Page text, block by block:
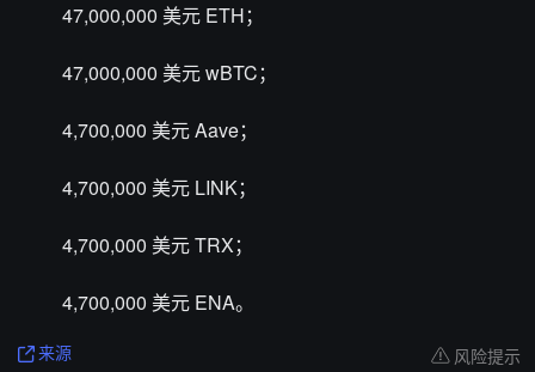
47,000,000 美元 ETH；
47,000,000 美元 wBTC；
4,700,000 美元 Aave；
4,700,000 美元 LINK；
4,700,000 美元 TRX；
4,700,000 美元 ENA。
来源 风险提示